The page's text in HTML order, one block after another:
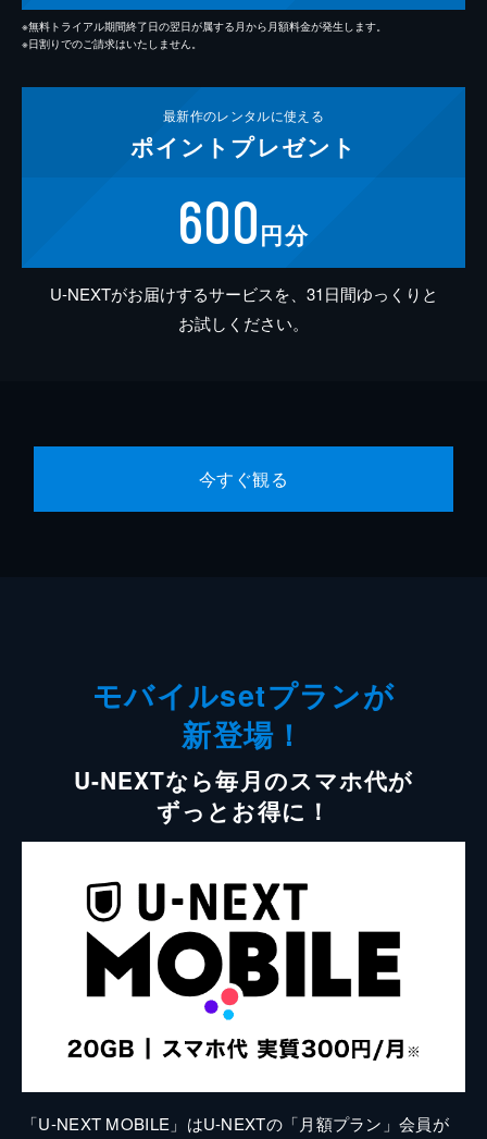
※無料トライアル期間終了日の翌日が属する月から月額料金が発生します。
※日割りでのご請求はいたしません。
最新作のレンタルに使える
ポイント プレゼント
600円分
U-NEXTがお届けするサービスを、31日間ゆっくりと
お試しください。
今すぐ観る
モバイルsetプランが
新登場！
U-NEXTなら毎月のスマホ代が
ずっとお得に！
「U-NEXT MOBILE」はU-NEXTの「月額プラン」会員が